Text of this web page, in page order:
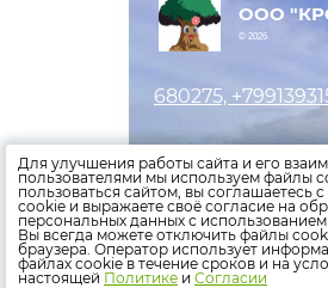
ООО
© 2026
680275,
Оставить
Внести показания
Оплатить
Политика
Для улучшения работы сайта и его
пользователями мы используем файлы
пользоваться сайтом, вы соглашаетесь
cookie и выражаете своё согласие на
персональных данных с
Вы всегда можете отключить файлы
браузера. Оператор использует
файлах cookie в течение сроков и на
настоящей Политике и Согласии